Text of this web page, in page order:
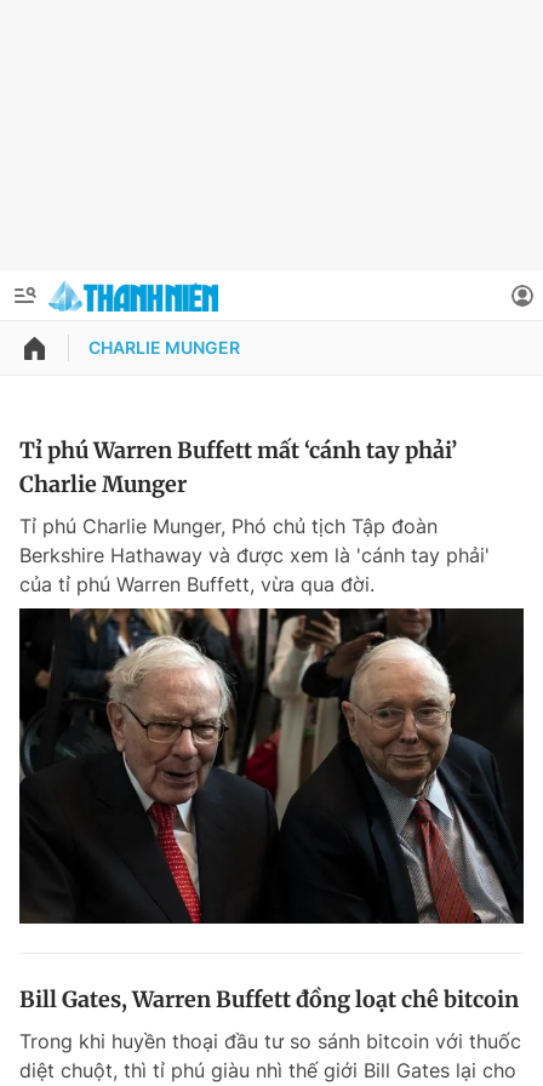
QUẢNG CÁO
Chuyên mục khác
Chào ngày mới Tin 24h
Tin thị trường Tin 360
Video Magazine
Tiện ích Bạn cần biết
Thông tin tòa soạn Liên hệ quảng cáo
Thông tin tài khoản
Đổi mật khẩu
Tin đã xem
Đăng xuất
CHARLIE MUNGER
Tỉ phú Warren Buffett mất ‘cánh tay phải’
Charlie Munger
Tỉ phú Charlie Munger, Phó chủ tịch Tập đoàn
Berkshire Hathaway và được xem là 'cánh tay phải'
của tỉ phú Warren Buffett, vừa qua đời.
Bill Gates, Warren Buffett đồng loạt chê bitcoin
Trong khi huyền thoại đầu tư so sánh bitcoin với thuốc
diệt chuột, thì tỉ phú giàu nhì thế giới Bill Gates lại cho